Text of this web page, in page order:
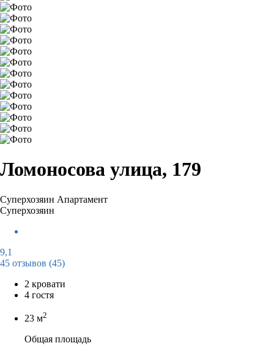
Ломоносова улица, 179
Суперхозяин Апартамент
Суперхозяин
9,1
45 отзывов (45)
2 кровати
4 гостя
23 м2
Общая площадь